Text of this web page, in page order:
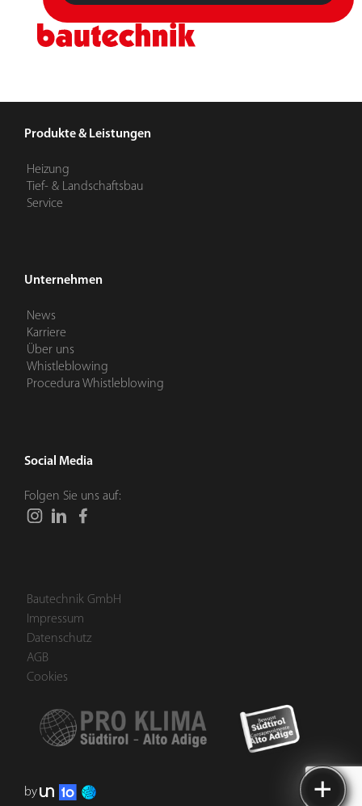
Produkte & Leistungen
Heizung
Tief- & Landschaftsbau
Service
Unternehmen
News
Karriere
Über uns
Whistleblowing
Procedura Whistleblowing
Social Media
Folgen Sie uns auf:
Bautechnik GmbH
Impressum
Datenschutz
AGB
Cookies
by